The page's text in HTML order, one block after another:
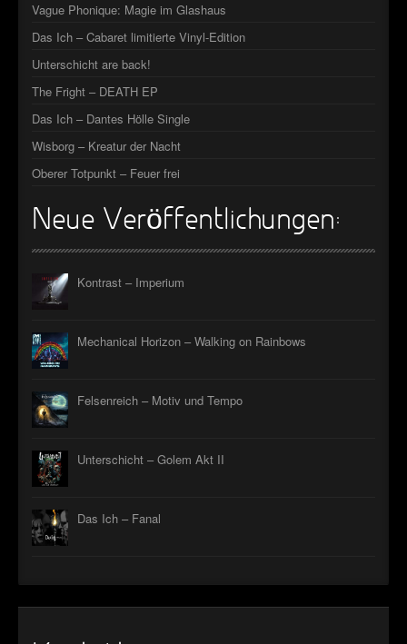
Vague Phonique: Magie im Glashaus
Das Ich – Cabaret limitierte Vinyl-Edition
Unterschicht are back!
The Fright – DEATH EP
Das Ich – Dantes Hölle Single
Wisborg – Kreatur der Nacht
Oberer Totpunkt – Feuer frei
Neue Veröffentlichungen:
Kontrast – Imperium
Mechanical Horizon – Walking on Rainbows
Felsenreich – Motiv und Tempo
Unterschicht – Golem Akt II
Das Ich – Fanal